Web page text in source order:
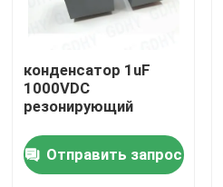
конденсатор 1uF
1000VDC
резонирующий
Отправить запрос